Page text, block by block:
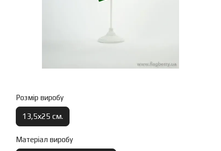
Розмір виробу
13,5х25 см.
Матеріал виробу